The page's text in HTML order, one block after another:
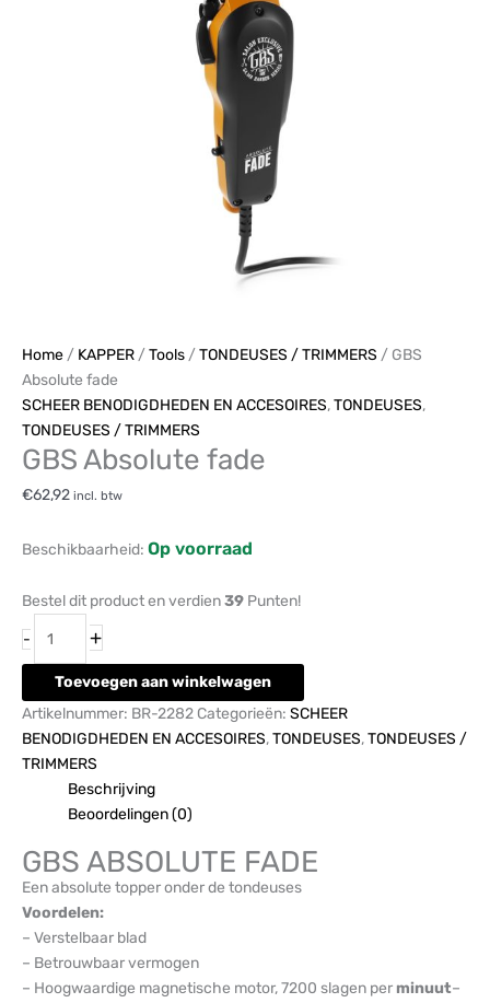
Home / KAPPER /Tools /TONDEUSES / TRIMMERS / GBS
Absolute fade
SCHEER BENODIGDHEDEN EN ACCESOIRES,TONDEUSES,
TONDEUSES / TRIMMERS
GBS Absolute fade
€62,92 incl. btw
Beschikbaarheid: Op voorraad
Bestel dit product en verdien39 Punten!
- +
Toevoegen aan winkelwagen
Artikelnummer: BR-2282 Categorieën: SCHEER
BENODIGDHEDEN EN ACCESOIRES,TONDEUSES,TONDEUSES /
TRIMMERS
Beschrijving
Beoordelingen (0)
GBS ABSOLUTE FADE
Een absolute topper onder de tondeuses
Voordelen:
– Verstelbaar blad
– Betrouwbaar vermogen
– Hoogwaardige magnetische motor, 7200 slagen perminuut–